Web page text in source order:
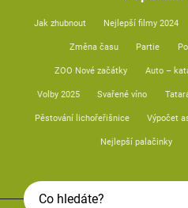
Jak zhubnout Nejlepší filmy 2024
Změna času Partie
ZOO Nové začátky Auto –
Volby 2025 Svařené víno
Pěstování lichořeřišnice Výpočet
Nejlepší palačinky